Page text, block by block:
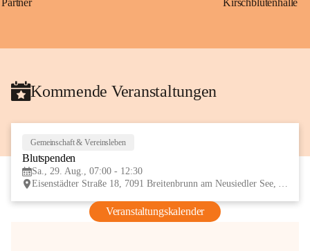
Partner Kirschblütenhalle
Kommende Veranstaltungen
Gemeinschaft & Vereinsleben
Blutspenden
Sa., 29. Aug., 07:00 - 12:30
Eisenstädter Straße 18, 7091 Breitenbrunn am Neusiedler See, AUT
Veranstaltungskalender